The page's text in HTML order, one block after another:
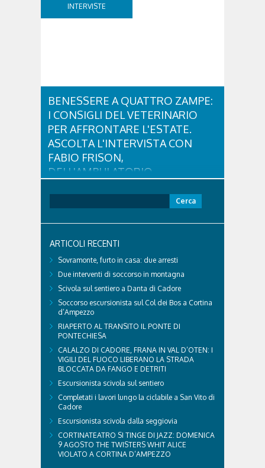
di accessibilità e di come...
INTERVISTE
BENESSERE A QUATTRO ZAMPE:
I CONSIGLI DEL VETERINARIO
PER AFFRONTARE L'ESTATE.
ASCOLTA L'INTERVISTA CON
FABIO FRISON,
DELL'AMBULATORIO
con il veterinario di Cortina, che ci ha illustrato i
principali accorgimenti per aiutare i cani ad
affrontare il caldo in sicurezza e benessere...
per:
ARTICOLI RECENTI
Sovramonte, furto in casa: due arresti
Due interventi di soccorso in montagna
Scivola sul sentiero a Danta di Cadore
Soccorso escursionista sul Col dei Bos a Cortina
d’Ampezzo
RIAPERTO AL TRANSITO IL PONTE DI
PONTECHIESA
CALALZO DI CADORE, FRANA IN VAL D’OTEN: I
VIGILI DEL FUOCO LIBERANO LA STRADA
BLOCCATA DA FANGO E DETRITI
Escursionista scivola sul sentiero
Completati i lavori lungo la ciclabile a San Vito di
Cadore
Escursionista scivola dalla seggiovia
CORTINATEATRO SI TINGE DI JAZZ: DOMENICA
9 AGOSTO THE TWISTERS WHIT ALICE
VIOLATO A CORTINA D’AMPEZZO